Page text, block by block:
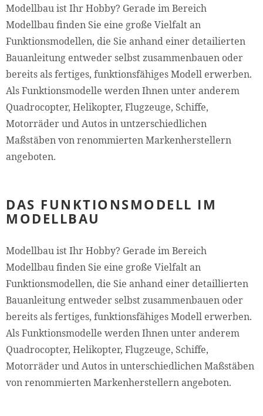
Modellbau ist Ihr Hobby? Gerade im Bereich
Modellbau finden Sie eine große Vielfalt an
Funktionsmodellen, die Sie anhand einer detailierten
Bauanleitung entweder selbst zusammenbauen oder
bereits als fertiges, funktionsfähiges Modell erwerben.
Als Funktionsmodelle werden Ihnen unter anderem
Quadrocopter, Helikopter, Flugzeuge, Schiffe,
Motorräder und Autos in untzerschiedlichen
Maßstäben von renommierten Markenherstellern
angeboten.
DAS FUNKTIONSMODELL IM
MODELLBAU
Modellbau ist Ihr Hobby? Gerade im Bereich
Modellbau finden Sie eine große Vielfalt an
Funktionsmodellen, die Sie anhand einer detaillierten
Bauanleitung entweder selbst zusammenbauen oder
bereits als fertiges, funktionsfähiges Modell erwerben.
Als Funktionsmodelle werden Ihnen unter anderem
Quadrocopter, Helikopter, Flugzeuge, Schiffe,
Motorräder und Autos in unterschiedlichen Maßstäben
von renommierten Markenherstellern angeboten.